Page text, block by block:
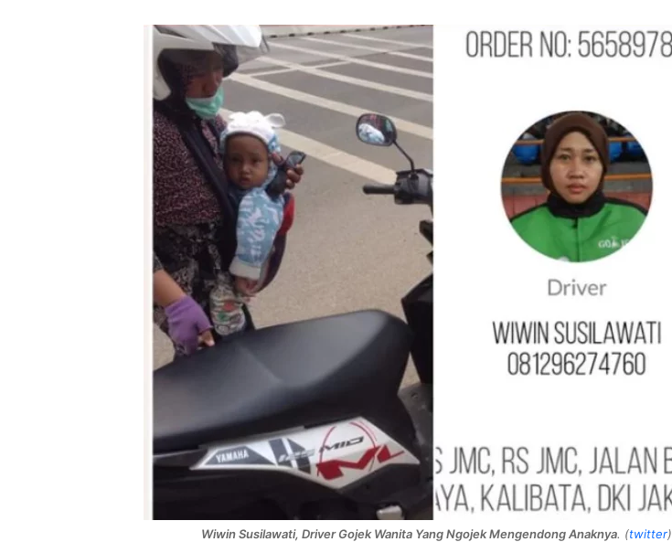
Wiwin Susilawati, Driver Gojek Wanita Yang Ngojek Mengendong Anaknya. (twitter)